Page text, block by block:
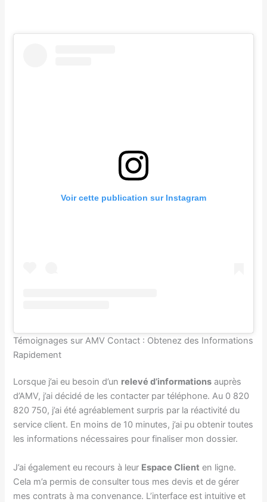
Voir cette publication sur Instagram
Témoignages sur AMV Contact : Obtenez des Informations
Rapidement
Lorsque j’ai eu besoin d’un relevé d’informations auprès
d’AMV, j’ai décidé de les contacter par téléphone. Au 0 820
820 750, j’ai été agréablement surpris par la réactivité du
service client. En moins de 10 minutes, j’ai pu obtenir toutes
les informations nécessaires pour finaliser mon dossier.
J’ai également eu recours à leur Espace Client en ligne.
Cela m’a permis de consulter tous mes devis et de gérer
mes contrats à ma convenance. L’interface est intuitive et